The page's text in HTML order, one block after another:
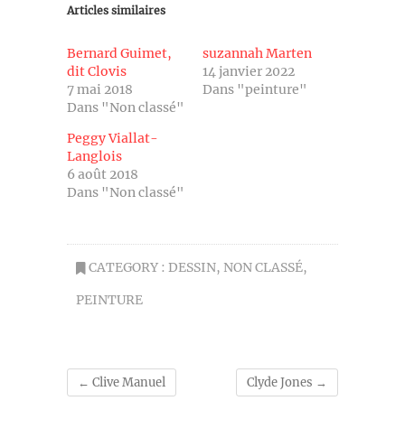
Articles similaires
Bernard Guimet,
dit Clovis
7 mai 2018
Dans "Non classé"
suzannah Marten
14 janvier 2022
Dans "peinture"
Peggy Viallat-
Langlois
6 août 2018
Dans "Non classé"
CATEGORY : DESSIN, NON CLASSÉ,
PEINTURE
← Clive Manuel Clyde Jones →